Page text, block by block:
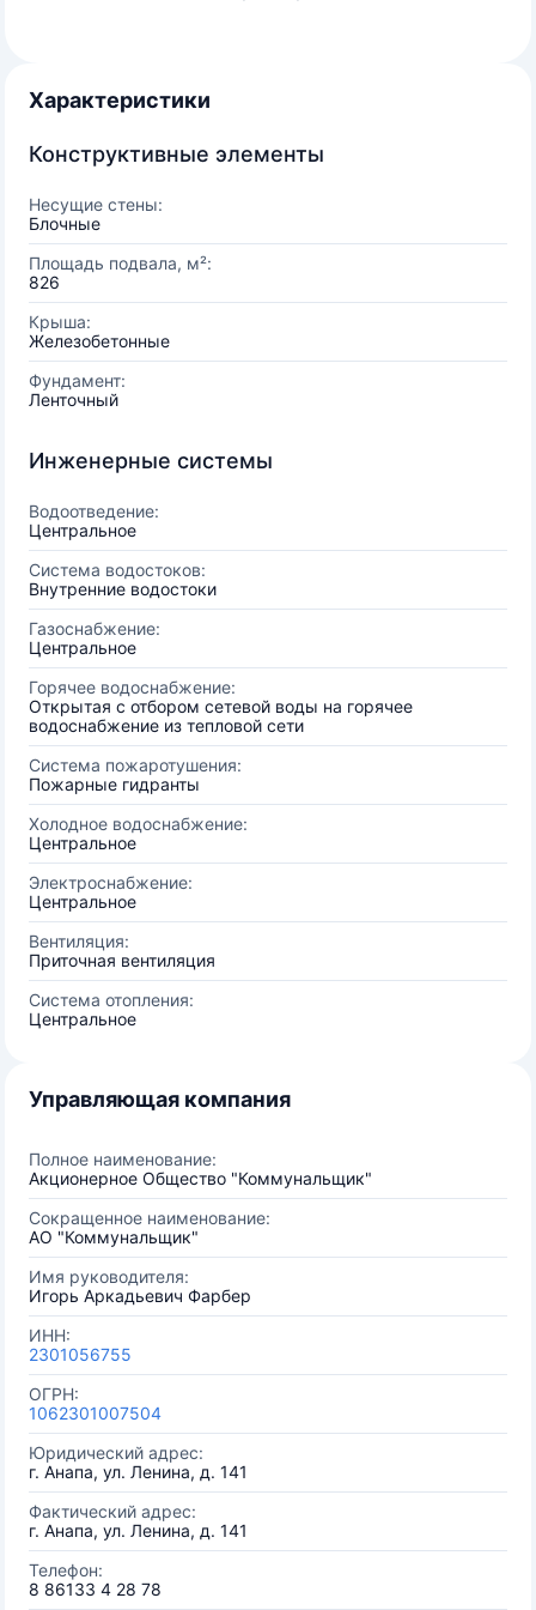
Характеристики
Конструктивные элементы
Несущие стены:
Блочные
Площадь подвала, м²:
826
Крыша:
Железобетонные
Фундамент:
Ленточный
Инженерные системы
Водоотведение:
Центральное
Система водостоков:
Внутренние водостоки
Газоснабжение:
Центральное
Горячее водоснабжение:
Открытая с отбором сетевой воды на горячее
водоснабжение из тепловой сети
Система пожаротушения:
Пожарные гидранты
Холодное водоснабжение:
Центральное
Электроснабжение:
Центральное
Вентиляция:
Приточная вентиляция
Система отопления:
Центральное
Управляющая компания
Полное наименование:
Акционерное Общество "Коммунальщик"
Сокращенное наименование:
АО "Коммунальщик"
Имя руководителя:
Игорь Аркадьевич Фарбер
ИНН:
2301056755
ОГРН:
1062301007504
Юридический адрес:
г. Анапа, ул. Ленина, д. 141
Фактический адрес:
г. Анапа, ул. Ленина, д. 141
Телефон:
8 86133 4 28 78